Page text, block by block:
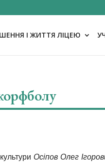
І ЖИТТЯ ЛІЦЕЮ
Осіпов Олег